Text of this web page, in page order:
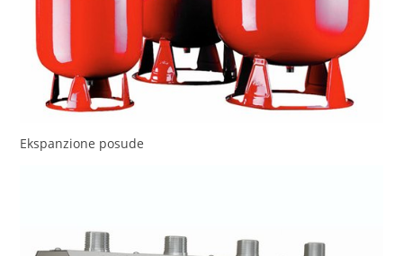
Ekspanzione posude